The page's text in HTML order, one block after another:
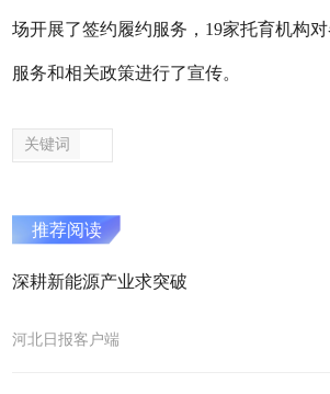
场开展了签约履约服务，19家托育机构
服务和相关政策进行了宣传。
关键词
推荐阅读
深耕新能源产业求突破
河北日报客户端